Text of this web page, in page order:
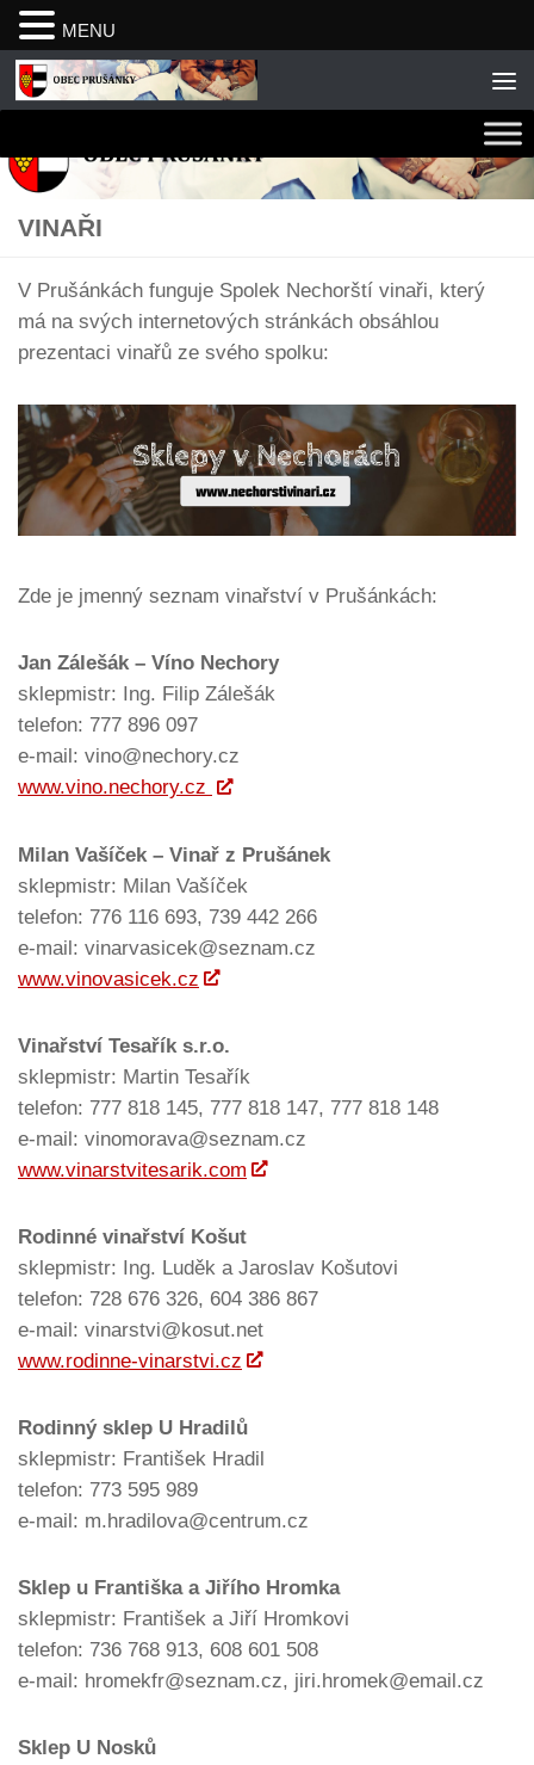
Skip to content
VINAŘI
V Prušánkách funguje Spolek Nechorští vinaři, který
má na svých internetových stránkách obsáhlou
prezentaci vinařů ze svého spolku:
Zde je jmenný seznam vinařství v Prušánkách:
Jan Zálešák – Víno Nechory
sklepmistr: Ing. Filip Zálešák
telefon: 777 896 097
e-mail: vino@nechory.cz
www.vino.nechory.cz
Milan Vašíček – Vinař z Prušánek
sklepmistr: Milan Vašíček
telefon: 776 116 693, 739 442 266
e-mail: vinarvasicek@seznam.cz
www.vinovasicek.cz
Vinařství Tesařík s.r.o.
sklepmistr: Martin Tesařík
telefon: 777 818 145, 777 818 147, 777 818 148
e-mail: vinomorava@seznam.cz
www.vinarstvitesarik.com
Rodinné vinařství Košut
sklepmistr: Ing. Luděk a Jaroslav Košutovi
telefon: 728 676 326, 604 386 867
e-mail: vinarstvi@kosut.net
www.rodinne-vinarstvi.cz
Rodinný sklep U Hradilů
sklepmistr: František Hradil
telefon: 773 595 989
e-mail: m.hradilova@centrum.cz
Sklep u Františka a Jiřího Hromka
sklepmistr: František a Jiří Hromkovi
telefon: 736 768 913, 608 601 508
e-mail: hromekfr@seznam.cz, jiri.hromek@email.cz
Sklep U Nosků
MENU